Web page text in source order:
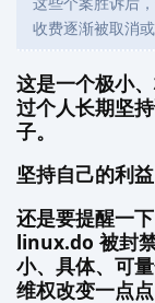
收费逐渐被取消
这是一个极小
过个人长期坚
子。
坚持自己的利
还是要提醒一
linux.do 被封
小、具体、可
维权改变一点